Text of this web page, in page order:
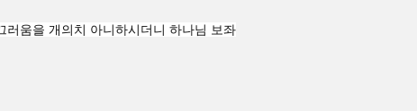
움을 개의치 아니하시더니 하나님 보좌